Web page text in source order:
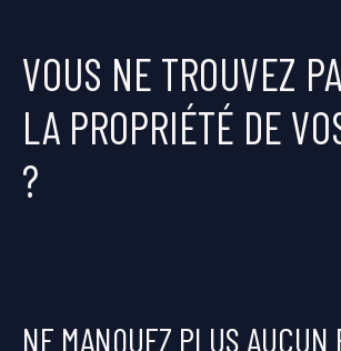
VOUS NE TROUVEZ
LA PROPRIÉTÉ DE
?
NE MANQUEZ PLUS AUCUN